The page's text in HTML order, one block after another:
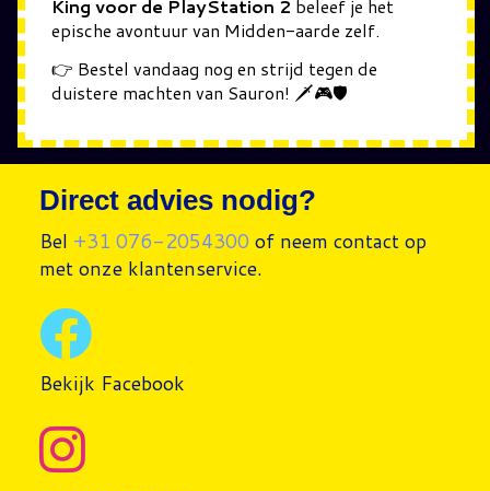
King voor de PlayStation 2 beleef je het
epische avontuur van Midden-aarde zelf.
👉 Bestel vandaag nog en strijd tegen de
duistere machten van Sauron! 🗡️🎮🛡️
Direct advies nodig?
Bel +31 076-2054300 of neem contact op
met onze klantenservice.
Bekijk Facebook